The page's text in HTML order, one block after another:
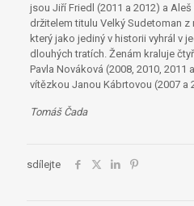
jsou Jiří Friedl (2011 a 2012) a
držitelem titulu Velký Sudetoman z
který jako jediný v historii vyhrál v
dlouhých tratích. Ženám kraluje
Pavla Nováková (2008, 2010,
vítězkou Janou Kábrtovou (2007 a
Tomáš Čada
sdílejte